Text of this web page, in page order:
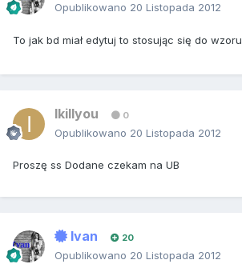
Opublikowano 20 Listopada 2012
To jak bd miał edytuj to stosując się do wzoru
Ikillyou 0
Opublikowano 20 Listopada 2012
Proszę ss Dodane czekam na UB
Ivan 20
Opublikowano 20 Listopada 2012